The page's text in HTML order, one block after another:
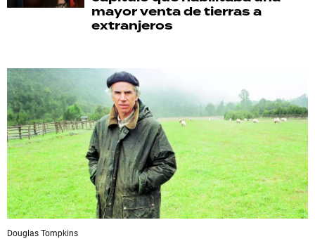
mayor venta de tierras a
extranjeros
Douglas Tompkins